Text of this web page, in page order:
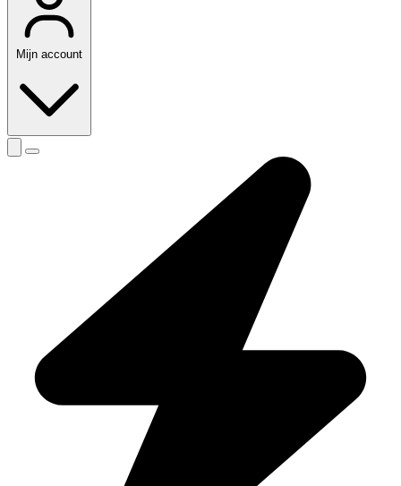
Mijn account